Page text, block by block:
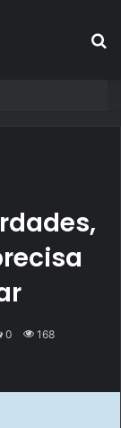
0 168